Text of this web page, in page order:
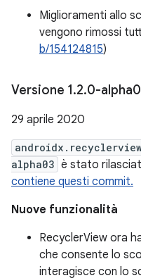
Miglioramenti allo
vengono rimossi
b/154124815)
Versione 1.2.0-
29 aprile 2020
alpha03 è stato
contiene questi commit.
Nuove funzionalità
RecyclerView ora
che consente lo
interagisce con lo